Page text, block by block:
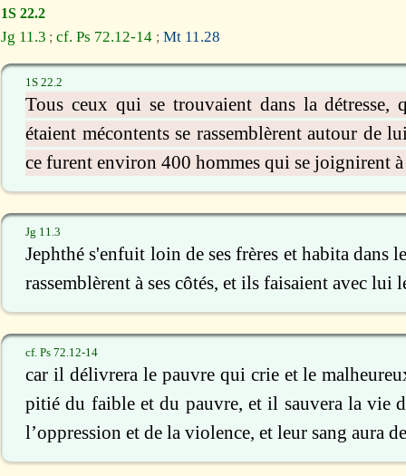
1S 22.2
Jg 11.3 ;cf. Ps 72.12-14 ; Mt 11.28
1S 22.2
Tous ceux qui se trouvaient dans la détresse,
étaient mécontents se rassemblèrent autour de
ce furent environ 400 hommes qui se joignirent
Jg 11.3
Jephthé s'enfuit loin de ses frères et habita dans
rassemblèrent à ses côtés, et ils faisaient avec lui
cf. Ps 72.12-14
car il délivrera le pauvre qui crie et le
pitié du faible et du pauvre, et il sauvera la vie
l’oppression et de la violence, et leur sang aura